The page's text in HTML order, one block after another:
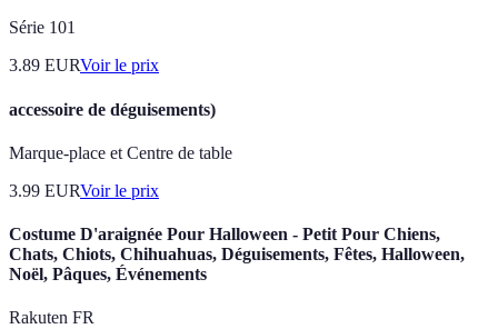
Série 101
3.89 EURVoir le prix
accessoire de déguisements)
Marque-place et Centre de table
3.99 EURVoir le prix
Costume D'araignée Pour Halloween - Petit Pour Chiens,
Chats, Chiots, Chihuahuas, Déguisements, Fêtes, Halloween,
Noël, Pâques, Événements
Rakuten FR